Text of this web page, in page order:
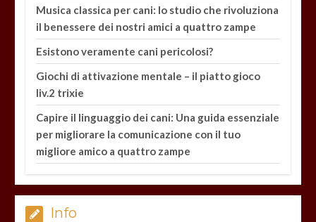
Musica classica per cani: lo studio che rivoluziona
il benessere dei nostri amici a quattro zampe
Esistono veramente cani pericolosi?
Giochi di attivazione mentale – il piatto gioco
liv.2 trixie
Capire il linguaggio dei cani: Una guida essenziale
per migliorare la comunicazione con il tuo
migliore amico a quattro zampe
Info